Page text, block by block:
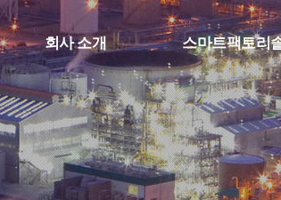
회사 소개
CEO 인사
회사 연혁
회사 조직도
인증 및 수상
오시는 길
스마트팩토리
스마트팩토리 MES
생산정보 수집, 머
스마트 물류자동화
RFID
Face_Reference